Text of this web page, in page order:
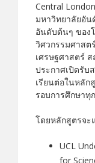
Central
มหาวิทยาลัยอัน
อันดับต้นๆ ของ
วิศวกรรมศาสต
เศรษฐศาสตร์
ประกาศเปิดรับ
เรียนต่อในหลัก
รอบการศึกษาทุ
โดยหลักสูตรจะ
UCL
for